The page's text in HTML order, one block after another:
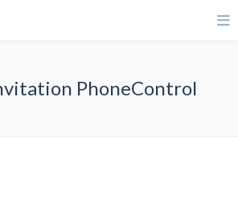
PhoneControl